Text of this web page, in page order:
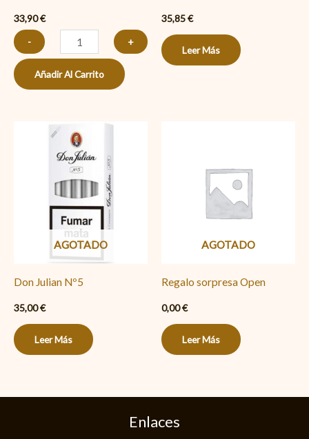
33,90€
-
+
Añadir Al Carrito
35,85€
Leer Más
AGOTADO
Don Julian Nº5
35,00€
Leer Más
AGOTADO
Regalo sorpresa Open
0,00€
Leer Más
Enlaces